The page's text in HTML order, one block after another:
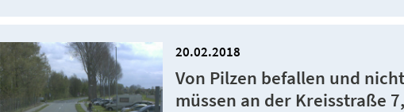
20.02.2018
Von Pilzen befallen und
müssen an der Kreisstraße